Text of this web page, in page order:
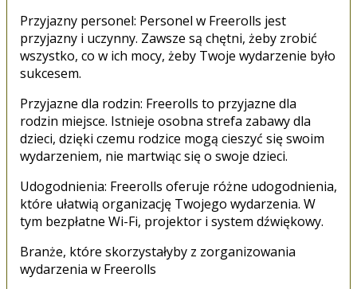
Przyjazny personel: Personel w Freerolls jest
przyjazny i uczynny. Zawsze są chętni, żeby zrobić
wszystko, co w ich mocy, żeby Twoje wydarzenie było
sukcesem.
Przyjazne dla rodzin: Freerolls to przyjazne dla
rodzin miejsce. Istnieje osobna strefa zabawy dla
dzieci, dzięki czemu rodzice mogą cieszyć się swoim
wydarzeniem, nie martwiąc się o swoje dzieci.
Udogodnienia: Freerolls oferuje różne udogodnienia,
które ułatwią organizację Twojego wydarzenia. W
tym bezpłatne Wi-Fi, projektor i system dźwiękowy.
Branże, które skorzystałyby z zorganizowania
wydarzenia w Freerolls